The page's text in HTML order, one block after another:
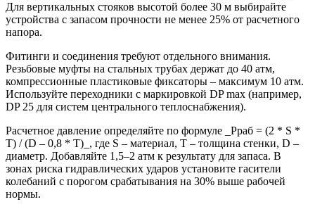
Для вертикальных стояков высотой более 30 м выбирайте
устройства с запасом прочности не менее 25% от расчетного
напора.
Фитинги и соединения требуют отдельного внимания.
Резьбовые муфты на стальных трубах держат до 40 атм,
компрессионные пластиковые фиксаторы – максимум 10 атм.
Используйте переходники с маркировкой DP max (например,
DP 25 для систем центрального теплоснабжения).
Расчетное давление определяйте по формуле _Pраб = (2 * S *
T) / (D – 0,8 * T)_, где S – материал, T – толщина стенки, D –
диаметр. Добавляйте 1,5–2 атм к результату для запаса. В
зонах риска гидравлических ударов установите гасители
колебаний с порогом срабатывания на 30% выше рабочей
нормы.